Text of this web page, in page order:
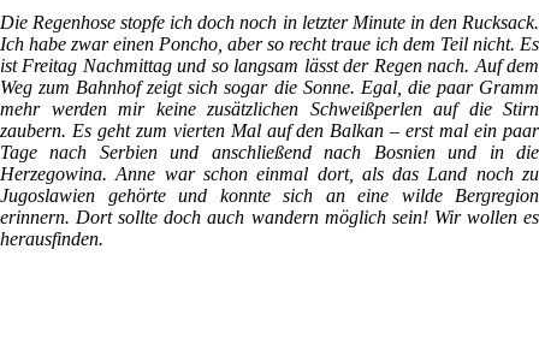
Die Regenhose stopfe ich doch noch in letzter Minute in den Rucksack.
Ich habe zwar einen Poncho, aber so recht traue ich dem Teil nicht. Es
ist Freitag Nachmittag und so langsam lässt der Regen nach. Auf dem
Weg zum Bahnhof zeigt sich sogar die Sonne. Egal, die paar Gramm
mehr werden mir keine zusätzlichen Schweißperlen auf die Stirn
zaubern. Es geht zum vierten Mal auf den Balkan – erst mal ein paar
Tage nach Serbien und anschließend nach Bosnien und in die
Herzegowina. Anne war schon einmal dort, als das Land noch zu
Jugoslawien gehörte und konnte sich an eine wilde Bergregion
erinnern. Dort sollte doch auch wandern möglich sein! Wir wollen es
herausfinden.